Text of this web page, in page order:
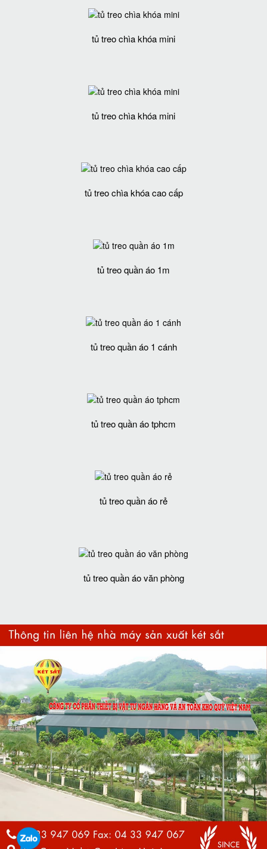
tủ treo chìa khóa mini
tủ treo chìa khóa mini
tủ treo chìa khóa cao cấp
tủ treo quần áo 1m
tủ treo quần áo 1 cánh
tủ treo quần áo tphcm
tủ treo quần áo rẻ
tủ treo quần áo văn phòng